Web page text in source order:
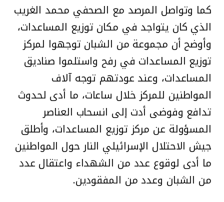
كما وتواصل المرصد مع الصحفي محمد الغريب
الذي كان يتواجد في مكان توزيع المساعدات،
وأوضح أن مجموعة من الشبان توجهوا لمركز
توزيع المساعدات في رفح واستلموا صناديق
المساعدات، وعند عودتهم توجه آلاف
المواطنين للمركز خلال ساعات، ما أدى لحدوث
تدافع وفوضى أدت إلى انسحاب العناصر
المسؤولة عن مركز توزيع المساعدات، وأطلق
جيش الاحتلال الإسرائيلي النار حول المواطنين
ما أدى لوقوع عدد من الشهداء واعتقال عدد
من الشبان وعدد من المفقودين.